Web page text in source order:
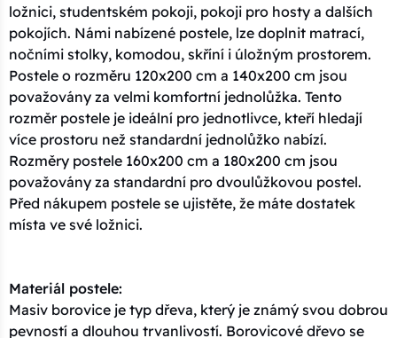
ložnici, studentském pokoji, pokoji pro hosty a dalších
pokojích. Námi nabízené postele, lze doplnit matrací,
nočními stolky, komodou, skříní i úložným prostorem.
Postele o rozměru 120x200 cm a 140x200 cm jsou
považovány za velmi komfortní jednolůžka. Tento
rozměr postele je ideální pro jednotlivce, kteří hledají
více prostoru než standardní jednolůžko nabízí.
Rozměry postele 160x200 cm a 180x200 cm jsou
považovány za standardní pro dvoulůžkovou postel.
Před nákupem postele se ujistěte, že máte dostatek
místa ve své ložnici.
Materiál postele:
Masiv borovice je typ dřeva, který je známý svou dobrou
pevností a dlouhou trvanlivostí. Borovicové dřevo se